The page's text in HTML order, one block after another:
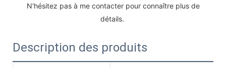
détails.
Description des produits